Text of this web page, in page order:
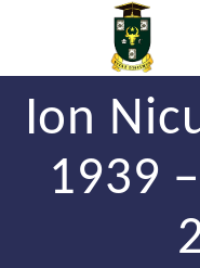
Ion
1939